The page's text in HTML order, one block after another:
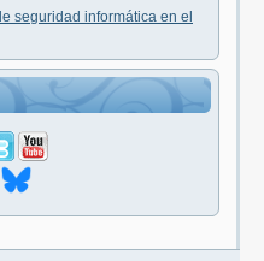
seguridad informática en el